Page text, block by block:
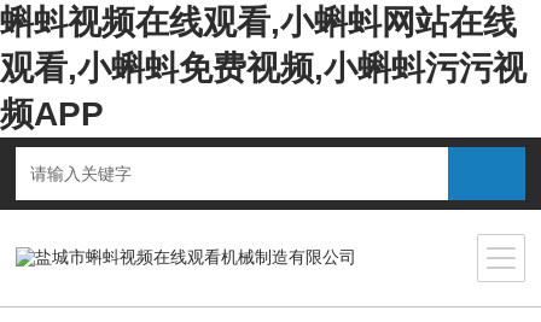
蝌蚪视频在线观看,小蝌蚪网站在线
观看,小蝌蚪免费视频,小蝌蚪污污视
频APP